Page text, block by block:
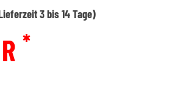
3 bis 14 Tage)
*